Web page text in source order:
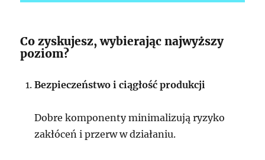
Co zyskujesz, wybierając najwyższy
poziom?
Bezpieczeństwo i ciągłość produkcji
Dobre komponenty minimalizują ryzyko
zakłóceń i przerw w działaniu.